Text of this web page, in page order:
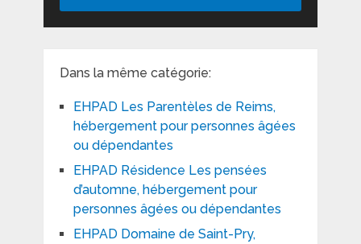
Dans la même catégorie:
EHPAD Les Parentèles de Reims,
hébergement pour personnes âgées
ou dépendantes
EHPAD Résidence Les pensées
d’automne, hébergement pour
personnes âgées ou dépendantes
EHPAD Domaine de Saint-Pry,